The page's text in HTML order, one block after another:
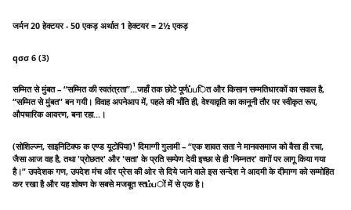
जर्मन 20 हेक्टयर - 50 एकड़ अर्थात 1 हेक्टयर = 2½ एकड़
qσσ 6 (3)
सम्मित से मुंबत – “सम्मित की स्वतंत्रता”...जहाँ तक छोटे पूर्णப்பित और किसान सम्मतिधारकों का सवाल है,
“सम्मित से मुंबत” बन गयी। विवाह अपनेआप में, पहले की भाँति ही, वेश्यावृति का कानूनी तौर पर स्वीकृत रूप,
औपचारिक आवरण, बना रहा...।
(सोशिल्ज्न, साइनिटिक्फ क एण्ड यूटोपिया)¹ दिमाग्गी गुलामी – “एक शावत सता ने मानवसमाज को वैसा ही रचा,
जैसा आज वह है, तथा 'प्रोछतर' और 'सता' के प्रति सम्पेण देवी इच्छा से ही 'निम्नतर' वागों पर लागू किया गया
है।” उपदेशक गण, उपदेश मंच और प्रेस की ओर से दिये जाने वाले इस सन्देश ने आदमी के दीमाग्ग को सम्मोहित
कर रखा है और यह शोषण के सबसे मजबूत स्तம்பों में से एक है।